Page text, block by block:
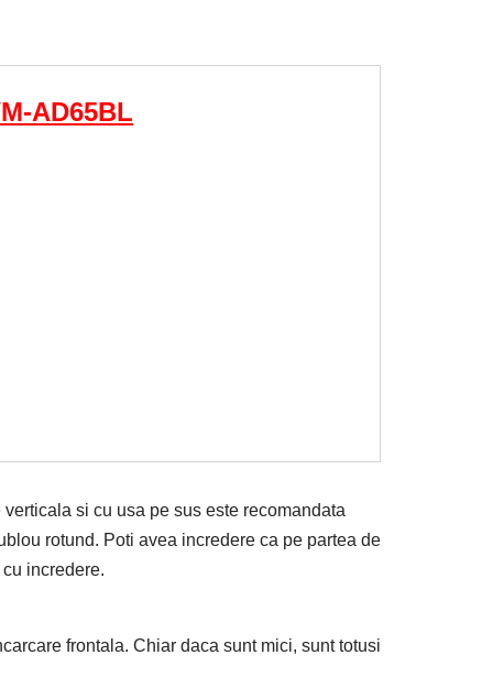
AD65BL
si cu usa pe sus este recomandata
rotund. Poti avea incredere ca pe partea de
incredere.
frontala. Chiar daca sunt mici, sunt totusi